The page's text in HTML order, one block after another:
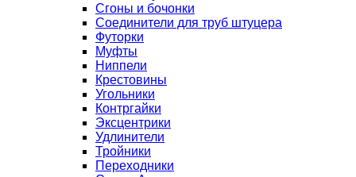
Сгоны и бочонки
Соединители для труб штуцера
Футорки
Муфты
Ниппели
Крестовины
Угольники
Контргайки
Эксцентрики
Удлинители
Тройники
Переходники